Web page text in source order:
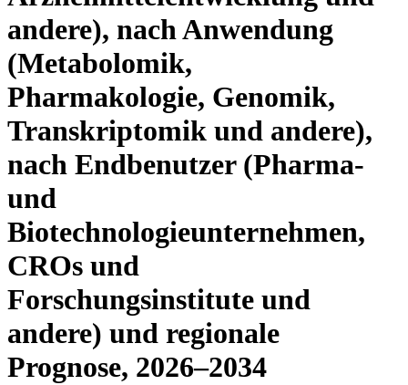
andere), nach Anwendung
(Metabolomik,
Pharmakologie, Genomik,
Transkriptomik und andere),
nach Endbenutzer (Pharma-
und
Biotechnologieunternehmen,
CROs und
Forschungsinstitute und
andere) und regionale
Prognose, 2026–2034